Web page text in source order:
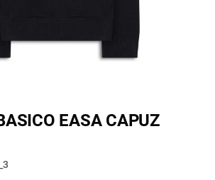
EASA CAPUZ